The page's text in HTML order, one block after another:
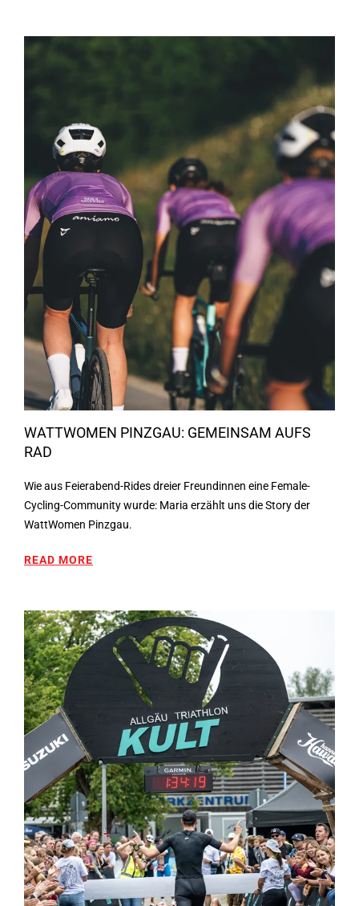
WATTWOMEN PINZGAU: GEMEINSAM AUFS
RAD
Wie aus Feierabend-Rides dreier Freundinnen eine Female-
Cycling-Community wurde: Maria erzählt uns die Story der
WattWomen Pinzgau.
READ MORE